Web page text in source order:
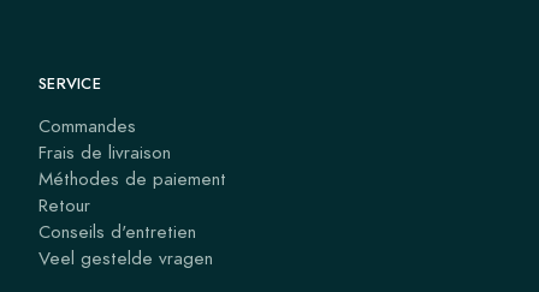
SERVICE
Commandes
Frais de livraison
Méthodes de paiement
Retour
Conseils d'entretien
Veel gestelde vragen